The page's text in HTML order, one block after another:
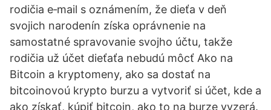
rodičia e‑mail s oznámením, že dieťa v deň
svojich narodenín získa oprávnenie na
samostatné spravovanie svojho účtu, takže
rodičia už účet dieťaťa nebudú môcť Ako na
Bitcoin a kryptomeny, ako sa dostať na
bitcoinovoú krypto burzu a vytvoriť si účet, kde a
ako získať, kúpiť bitcoin, ako to na burze vyzerá.